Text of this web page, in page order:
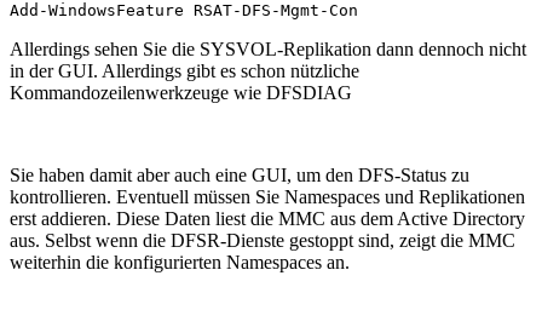
Add-WindowsFeature RSAT-DFS-Mgmt-Con
Allerdings sehen Sie die SYSVOL-Replikation dann dennoch nicht
in der GUI. Allerdings gibt es schon nützliche
Kommandozeilenwerkzeuge wie DFSDIAG
Sie haben damit aber auch eine GUI, um den DFS-Status zu
kontrollieren. Eventuell müssen Sie Namespaces und Replikationen
erst addieren. Diese Daten liest die MMC aus dem Active Directory
aus. Selbst wenn die DFSR-Dienste gestoppt sind, zeigt die MMC
weiterhin die konfigurierten Namespaces an.